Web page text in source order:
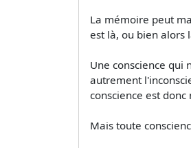
La mémoire peut
est là, ou bien alors
Une conscience qui
autrement
conscience est
Mais toute